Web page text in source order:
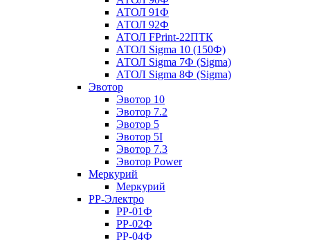
АТОЛ 91Ф
АТОЛ 92Ф
АТОЛ FPrint-22ПТК
АТОЛ Sigma 10 (150Ф)
АТОЛ Sigma 7Ф (Sigma)
АТОЛ Sigma 8Ф (Sigma)
Эвотор
Эвотор 10
Эвотор 7.2
Эвотор 5
Эвотор 5I
Эвотор 7.3
Эвотор Power
Меркурий
Меркурий
РР-Электро
РР-01Ф
РР-02Ф
РР-04Ф